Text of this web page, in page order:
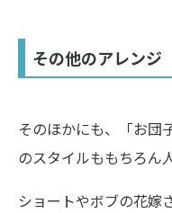
その他のアレンジ
そのほかにも、「お団
のスタイルももちろん
ショートやボブの花嫁